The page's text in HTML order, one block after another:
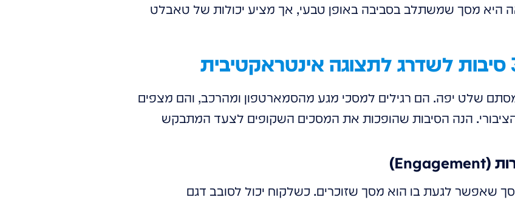
היא מסך שמשתלב בסביבה באופן טבעי, אך מציע יכולות של טאבלט
שלט יפה. הם רגילים למסכי מגע מהסמארטפון ומהרכב, והם מצפים
הנה הסיבות שהופכות את המסכים השקופים לצעד המתבקש
שאפשר לגעת בו הוא מסך שזוכרים. כשלקוח יכול לסובב דגם